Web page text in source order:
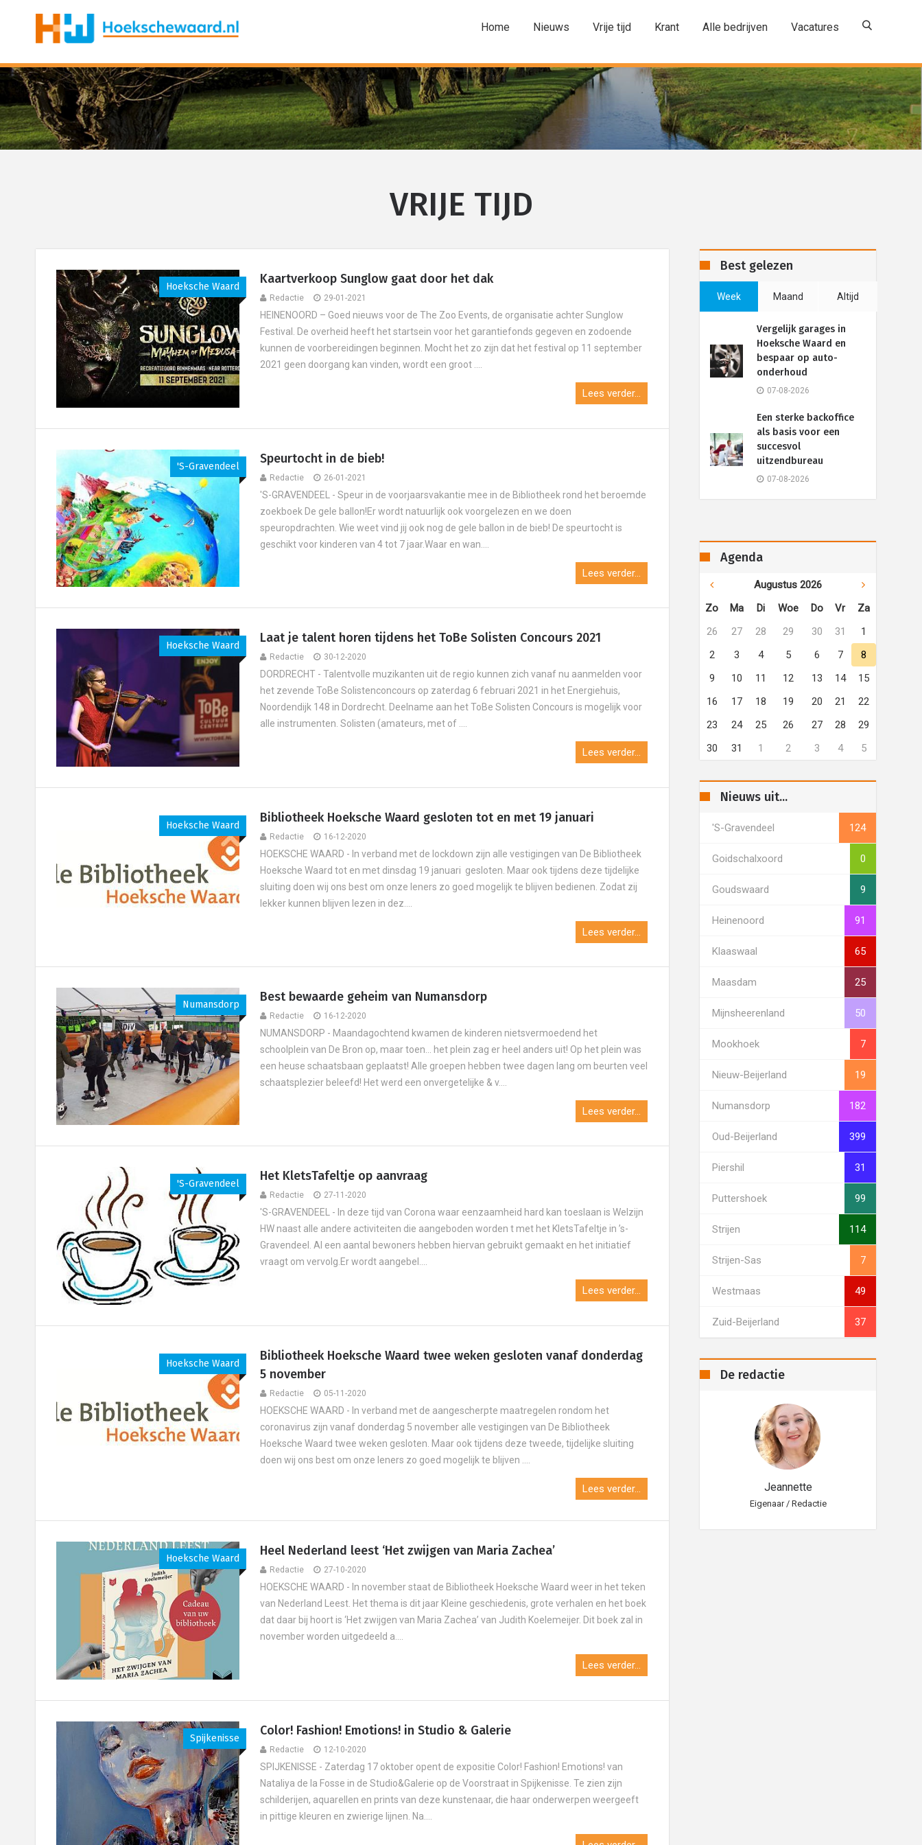
Home Nieuws Vrije tijd Krant Alle bedrijven Vacatures
VRIJE TIJD
Hoeksche Waard
Kaartverkoop Sunglow gaat door het dak
Redactie 29-01-2021
HEINENOORD – Goed nieuws voor de The Zoo Events, de organisatie achter Sunglow
Festival. De overheid heeft het startsein voor het garantiefonds gegeven en zodoende
kunnen de voorbereidingen beginnen. Mocht het zo zijn dat het festival op 11 september
2021 geen doorgang kan vinden, wordt een groot ....
Lees verder...
's-Gravendeel
Speurtocht in de bieb!
Redactie 26-01-2021
'S-GRAVENDEEL - Speur in de voorjaarsvakantie mee in de Bibliotheek rond het beroemde
zoekboek De gele ballon!Er wordt natuurlijk ook voorgelezen en we doen
speuropdrachten. Wie weet vind jij ook nog de gele ballon in de bieb! De speurtocht is
geschikt voor kinderen van 4 tot 7 jaar.Waar en wan....
Lees verder...
Hoeksche Waard
Laat je talent horen tijdens het ToBe Solisten Concours 2021
Redactie 30-12-2020
DORDRECHT - Talentvolle muzikanten uit de regio kunnen zich vanaf nu aanmelden voor
het zevende ToBe Solistenconcours op zaterdag 6 februari 2021 in het Energiehuis,
Noordendijk 148 in Dordrecht. Deelname aan het ToBe Solisten Concours is mogelijk voor
alle instrumenten. Solisten (amateurs, met of ....
Lees verder...
Hoeksche Waard
Bibliotheek Hoeksche Waard gesloten tot en met 19 januari
Redactie 16-12-2020
HOEKSCHE WAARD - In verband met de lockdown zijn alle vestigingen van De Bibliotheek
Hoeksche Waard tot en met dinsdag 19 januari gesloten. Maar ook tijdens deze tijdelijke
sluiting doen wij ons best om onze leners zo goed mogelijk te blijven bedienen. Zodat zij
lekker kunnen blijven lezen in dez....
Lees verder...
Numansdorp
Best bewaarde geheim van Numansdorp
Redactie 16-12-2020
NUMANSDORP - Maandagochtend kwamen de kinderen nietsvermoedend het
schoolplein van De Bron op, maar toen… het plein zag er heel anders uit! Op het plein was
een heuse schaatsbaan geplaatst! Alle groepen hebben twee dagen lang om beurten veel
schaatsplezier beleefd! Het werd een onvergetelijke & v....
Lees verder...
's-Gravendeel
Het KletsTafeltje op aanvraag
Redactie 27-11-2020
'S-GRAVENDEEL - In deze tijd van Corona waar eenzaamheid hard kan toeslaan is Welzijn
HW naast alle andere activiteiten die aangeboden worden t met het KletsTafeltje in ’s-
Gravendeel. Al een aantal bewoners hebben hiervan gebruikt gemaakt en het initiatief
vraagt om vervolg.Er wordt aangebel....
Lees verder...
Hoeksche Waard
Bibliotheek Hoeksche Waard twee weken gesloten vanaf donderdag
5 november
Redactie 05-11-2020
HOEKSCHE WAARD - In verband met de aangescherpte maatregelen rondom het
coronavirus zijn vanaf donderdag 5 november alle vestigingen van De Bibliotheek
Hoeksche Waard twee weken gesloten. Maar ook tijdens deze tweede, tijdelijke sluiting
doen wij ons best om onze leners zo goed mogelijk te blijven ....
Lees verder...
Hoeksche Waard
Heel Nederland leest ‘Het zwijgen van Maria Zachea’
Redactie 27-10-2020
HOEKSCHE WAARD - In november staat de Bibliotheek Hoeksche Waard weer in het teken
van Nederland Leest. Het thema is dit jaar Kleine geschiedenis, grote verhalen en het boek
dat daar bij hoort is ‘Het zwijgen van Maria Zachea’ van Judith Koelemeijer. Dit boek zal in
november worden uitgedeeld a....
Lees verder...
Spijkenisse
Color! Fashion! Emotions! in Studio & Galerie
Redactie 12-10-2020
SPIJKENISSE - Zaterdag 17 oktober opent de expositie Color! Fashion! Emotions! van
Nataliya de la Fosse in de Studio&Galerie op de Voorstraat in Spijkenisse. Te zien zijn
schilderijen, aquarellen en prints van deze kunstenaar, die haar onderwerpen weergeeft
in pittige kleuren en zwierige lijnen. Na....
Best gelezen
Week Maand Altijd
Vergelijk garages in
Hoeksche Waard en
bespaar op auto-
onderhoud
07-08-2026
Een sterke backoffice
als basis voor een
succesvol
uitzendbureau
07-08-2026
Agenda
Augustus 2026
Zo
Ma Di Woe Do Vr
Za
26
27 28 29 30 31
1
2
3 4 5 6 7
8
9
10 11 12 13 14
15
16
17 18 19 20 21
22
23
24 25 26 27 28
29
30
31 1 2 3 4 5
Nieuws uit...
's-Gravendeel 124
Goidschalxoord 0
Goudswaard 9
Heinenoord 91
Klaaswaal 65
Maasdam 25
Mijnsheerenland 50
Mookhoek 7
Nieuw-Beijerland 19
Numansdorp 182
Oud-Beijerland 399
Piershil 31
Puttershoek 99
Strijen 114
Strijen-Sas 7
Westmaas 49
Zuid-Beijerland 37
De redactie
Jeannette
Eigenaar / Redactie
Jeannette
Eigenaar / Redactie